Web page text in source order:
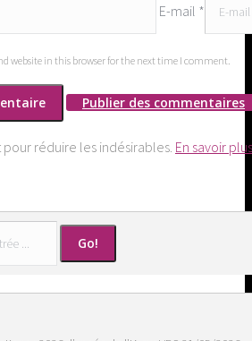
E-mail *
website in this browser for the next time I comment.
Publier des commentaires
pour réduire les indésirables. En savoir